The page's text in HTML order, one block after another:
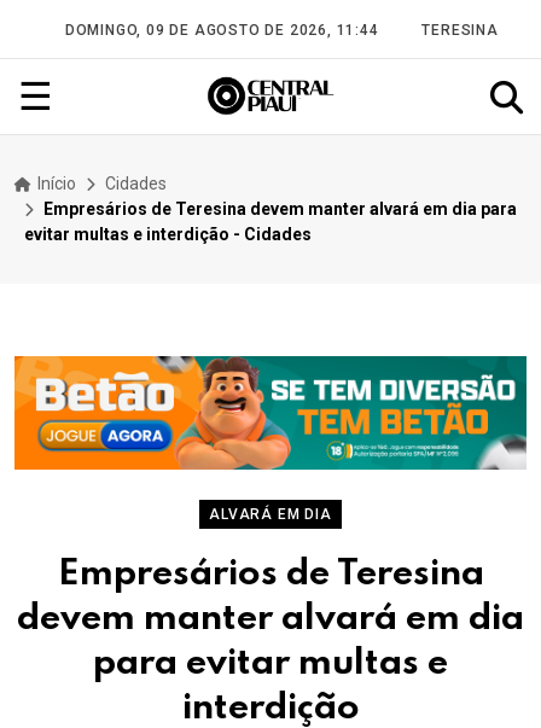
DOMINGO, 09 DE AGOSTO DE 2026, 11:44 TERESINA
☰
Início
Cidades
Empresários de Teresina devem manter alvará em dia para
evitar multas e interdição - Cidades
ALVARÁ EM DIA
Empresários de Teresina
devem manter alvará em dia
para evitar multas e
interdição